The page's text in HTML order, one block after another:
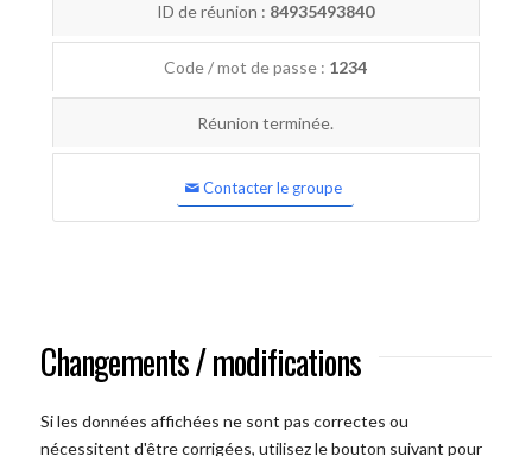
ID de réunion : 84935493840
Code / mot de passe : 1234
Réunion terminée.
Contacter le groupe
Changements / modifications
Si les données affichées ne sont pas correctes ou
nécessitent d'être corrigées, utilisez le bouton suivant pour